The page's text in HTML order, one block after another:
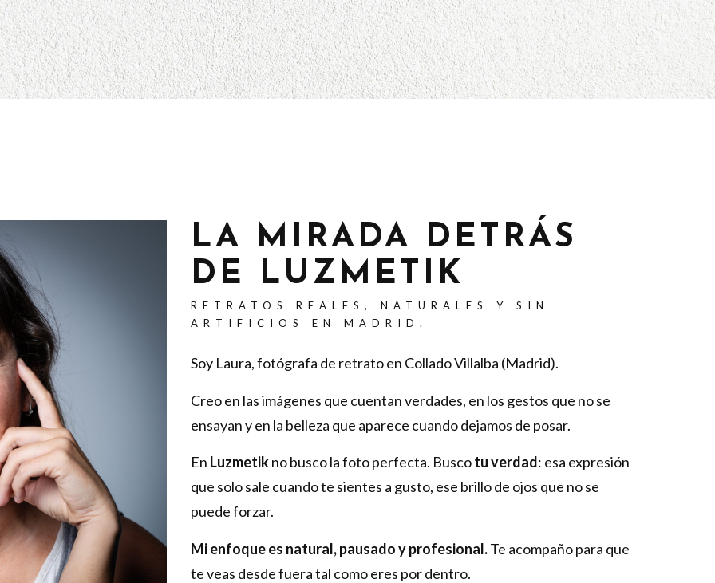
LA MIRADA DETRÁS
DE LUZMETIK
RETRATOS REALES, NATURALES Y SIN
ARTIFICIOS EN MADRID.
Soy Laura, fotógrafa de retrato en Collado Villalba (Madrid).
Creo en las imágenes que cuentan verdades, en los gestos que no se
ensayan y en la belleza que aparece cuando dejamos de posar.
En Luzmetikno busco la foto perfecta. Buscotu verdad: esa expresión
que solo sale cuando te sientes a gusto, ese brillo de ojos que no se
puede forzar.
Mi enfoque es natural, pausado y profesional.Te acompaño para que
te veas desde fuera tal como eres por dentro.